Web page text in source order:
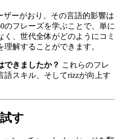
ザーがおり、その言語的影響は
のフレーズを学ぶことで、単に
く、世代全体がどのようにコミ
解することができます。
できましたか？ これらのフレ
語スキル、そしてrizzが向上す
す